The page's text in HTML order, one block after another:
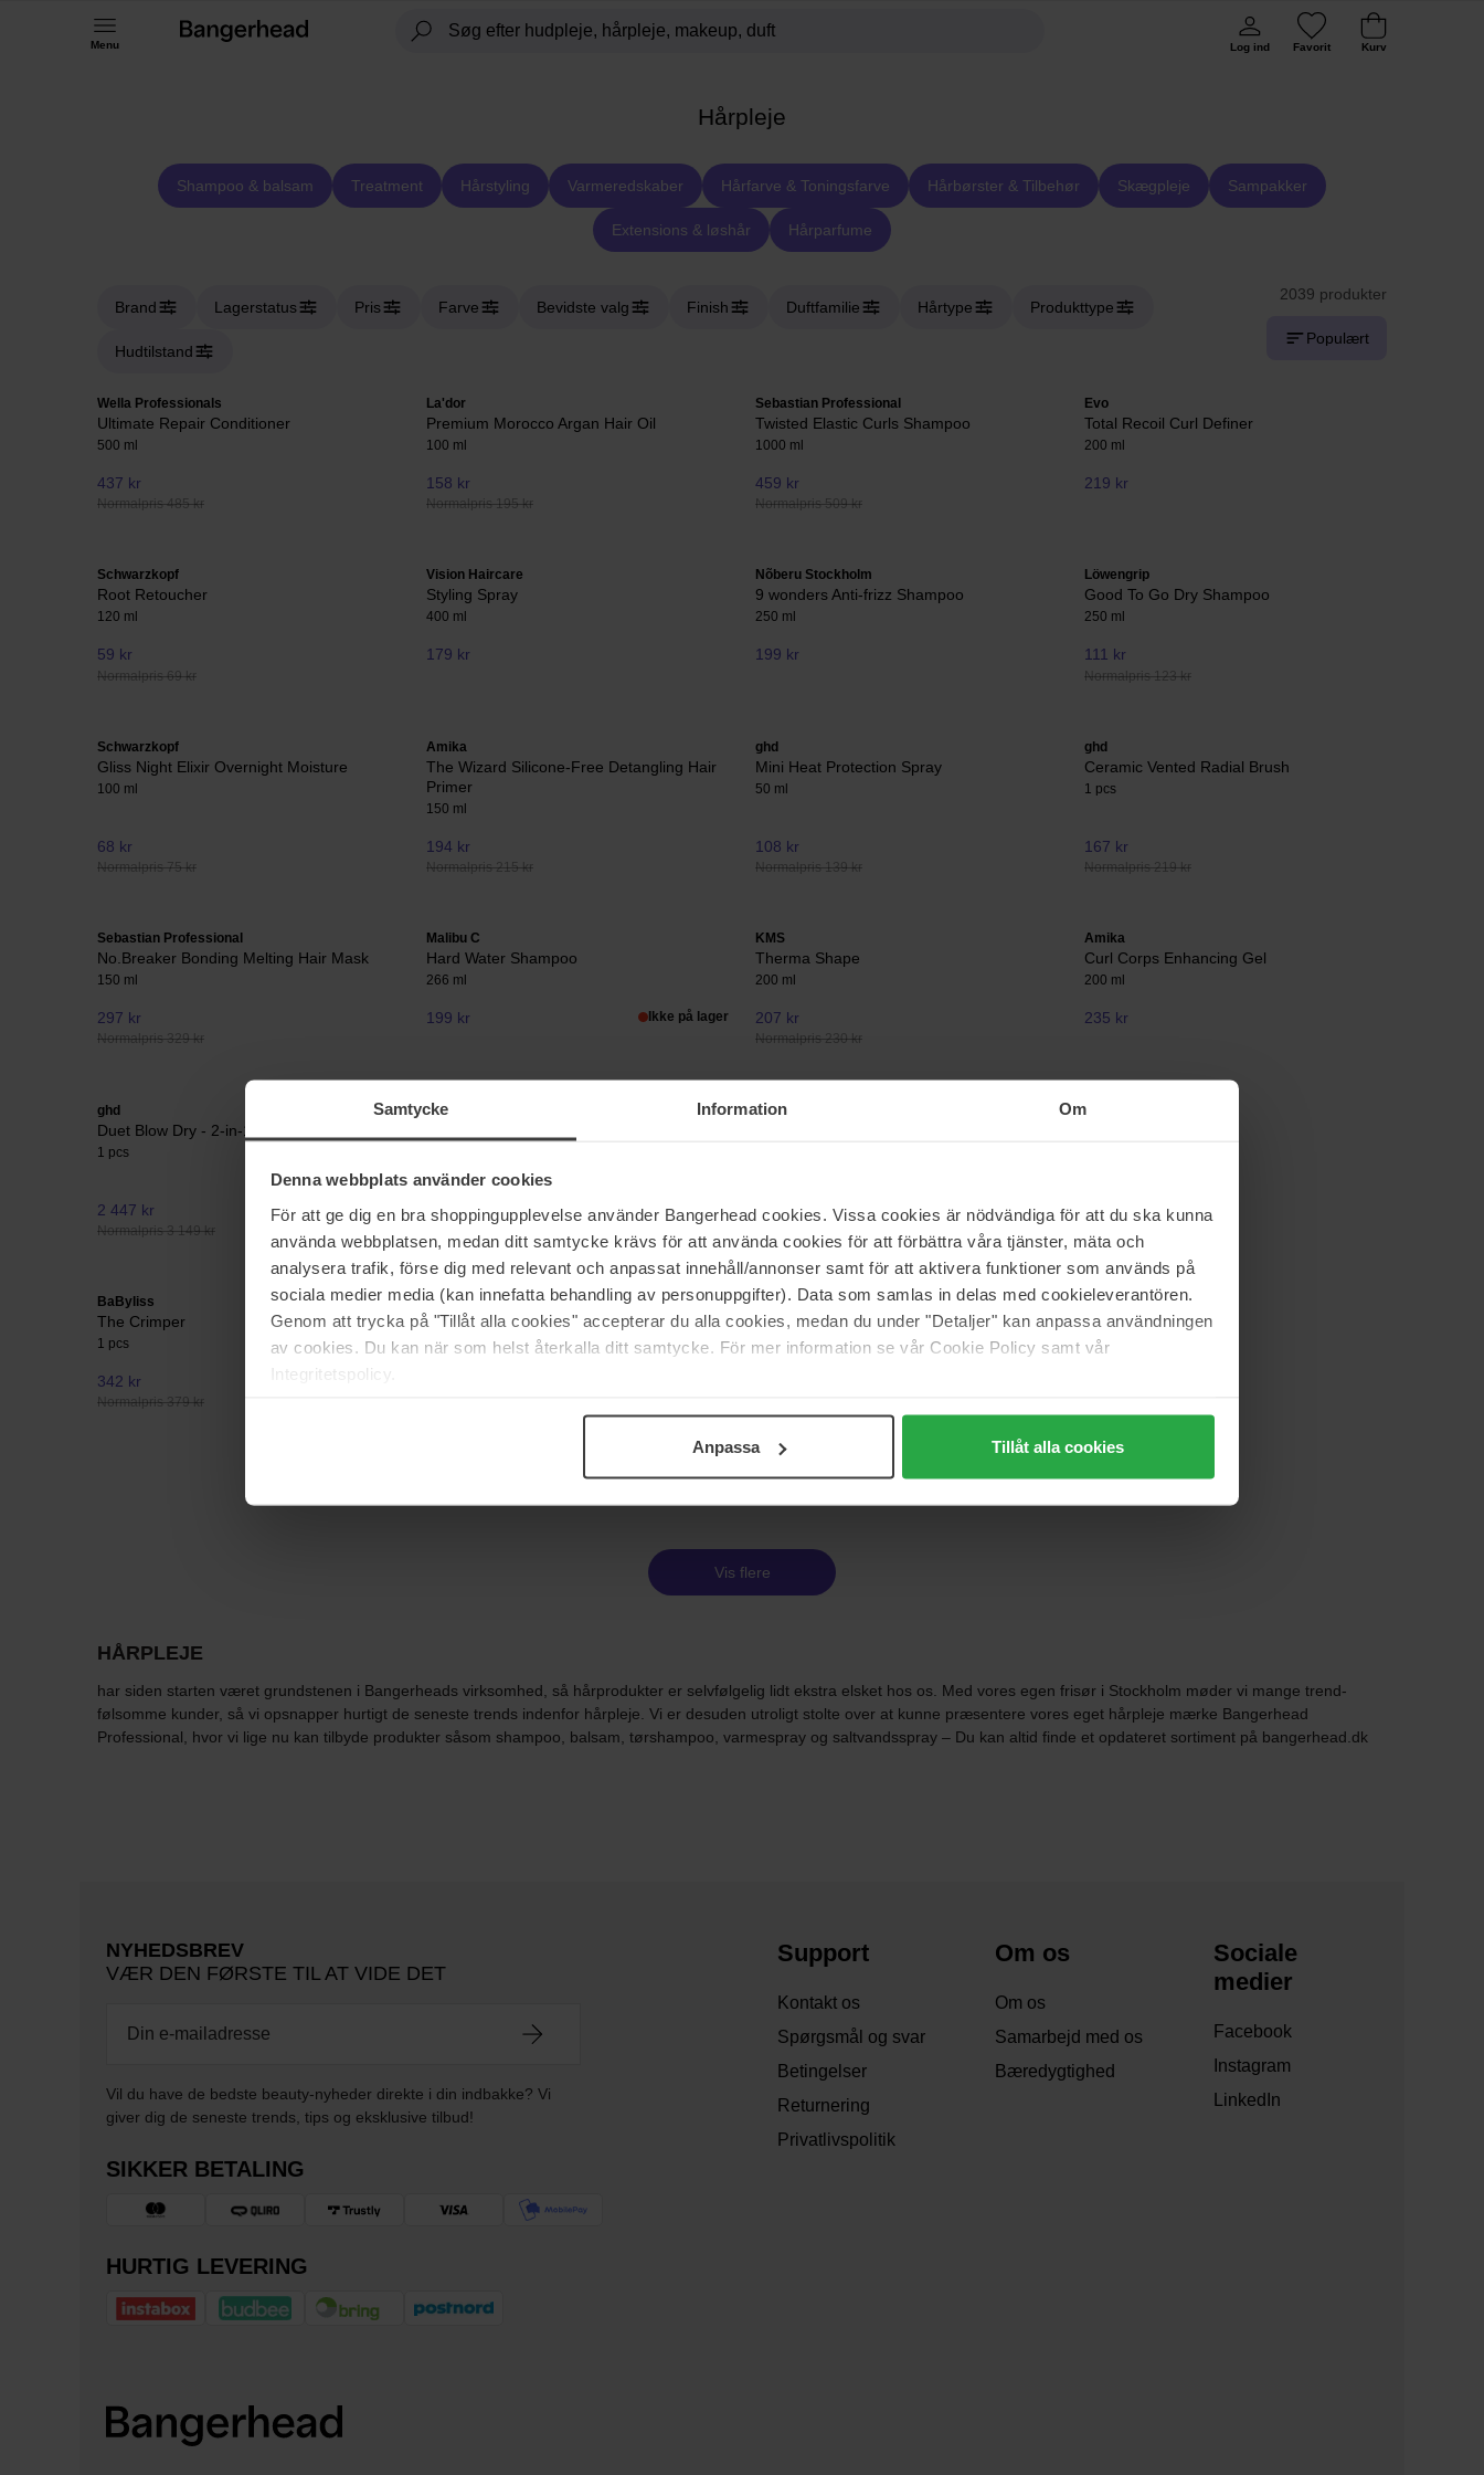
Samtycke Information Om
Denna webbplats använder cookies
För att ge dig en bra shoppingupplevelse använder Bangerhead cookies. Vissa cookies är nödvändiga för att du ska kunna
använda webbplatsen, medan ditt samtycke krävs för att använda cookies för att förbättra våra tjänster, mäta och
analysera trafik, förse dig med relevant och anpassat innehåll/annonser samt för att aktivera funktioner som används på
sociala medier media (kan innefatta behandling av personuppgifter). Data som samlas in delas med cookieleverantören.
Genom att trycka på "Tillåt alla cookies" accepterar du alla cookies, medan du under "Detaljer" kan anpassa användningen
av cookies. Du kan när som helst återkalla ditt samtycke. För mer information se vår Cookie Policy samt vår
Integritetspolicy.
Anpassa Tillåt alla cookies
Menu Log ind Favorit Kurv
Hårpleje
Shampoo & balsam Treatment Hårstyling Varmeredskaber Hårfarve & Toningsfarve Hårbørster & Tilbehør Skægpleje Sampakker
Extensions & løshår Hårparfume
Brand Lagerstatus Pris Farve Bevidste valg Finish Duftfamilie Hårtype Produkttype
Hudtilstand
2039 produkter
Populært
Wella Professionals
Ultimate Repair Conditioner
500 ml
437 kr
Normalpris 485 kr
La'dor
Premium Morocco Argan Hair Oil
100 ml
158 kr
Normalpris 195 kr
Sebastian Professional
Twisted Elastic Curls Shampoo
1000 ml
459 kr
Normalpris 509 kr
Evo
Total Recoil Curl Definer
200 ml
219 kr
Schwarzkopf
Root Retoucher
120 ml
59 kr
Normalpris 69 kr
Vision Haircare
Styling Spray
400 ml
179 kr
Nõberu Stockholm
9 wonders Anti-frizz Shampoo
250 ml
199 kr
Löwengrip
Good To Go Dry Shampoo
250 ml
111 kr
Normalpris 123 kr
Schwarzkopf
Gliss Night Elixir Overnight Moisture
100 ml
68 kr
Normalpris 75 kr
Amika
The Wizard Silicone-Free Detangling Hair
Primer
150 ml
194 kr
Normalpris 215 kr
ghd
Mini Heat Protection Spray
50 ml
108 kr
Normalpris 139 kr
ghd
Ceramic Vented Radial Brush
1 pcs
167 kr
Normalpris 219 kr
Sebastian Professional
No.Breaker Bonding Melting Hair Mask
150 ml
297 kr
Normalpris 329 kr
Malibu C
Hard Water Shampoo
266 ml
199 kr Ikke på lager
KMS
Therma Shape
200 ml
207 kr
Normalpris 230 kr
Amika
Curl Corps Enhancing Gel
200 ml
235 kr
ghd
Duet Blow Dry - 2-in-1 Hair Dryer Brush
1 pcs
2 447 kr
Normalpris 3 149 kr
Schwarzkopf
54 kr
Briogeo
185 kr
Wella Professionals
153 kr
BaByliss
The Crimper
1 pcs
342 kr
Normalpris 379 kr
BaByliss
Air Power Pro hair dryer
1 pcs
Wella Professionals
SP Repair Conditioner
200 ml
Evo
Head Mistress
Head Mistress
Forrige Side 15 af 85 Næste
Vis flere
HÅRPLEJE
har siden starten været grundstenen i Bangerheads virksomhed, så hårprodukter er selvfølgelig lidt ekstra elsket hos os. Med vores egen frisør i Stockholm møder vi mange trend-
følsomme kunder, så vi opsnapper hurtigt de seneste trends indenfor hårpleje. Vi er desuden utroligt stolte over at kunne præsentere vores eget hårpleje mærke Bangerhead
Professional, hvor vi lige nu kan tilbyde produkter såsom shampoo, balsam, tørshampoo, varmespray og saltvandsspray – Du kan altid finde et opdateret sortiment på bangerhead.dk
NYHEDSBREV
VÆR DEN FØRSTE TIL AT VIDE DET
Vil du have de bedste beauty-nyheder direkte i din indbakke? Vi
giver dig de seneste trends, tips og eksklusive tilbud!
SIKKER BETALING
HURTIG LEVERING
Support
Kontakt os
Spørgsmål og svar
Betingelser
Returnering
Privatlivspolitik
Om os
Om os
Samarbejd med os
Bæredygtighed
Sociale
medier
Facebook
Instagram
LinkedIn